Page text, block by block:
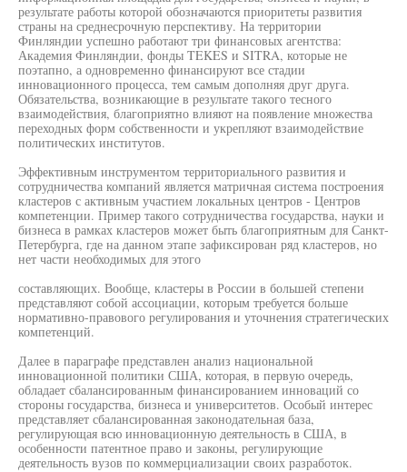
результате работы которой обозначаются приоритеты развития
страны на среднесрочную перспективу. На территории
Финляндии успешно работают три финансовых агентства:
Академия Финляндии, фонды TEKES и SITRA, которые не
поэтапно, а одновременно финансируют все стадии
инновационного процесса, тем самым дополняя друг друга.
Обязательства, возникающие в результате такого тесного
взаимодействия, благоприятно влияют на появление множества
переходных форм собственности и укрепляют взаимодействие
политических институтов.
Эффективным инструментом территориального развития и
сотрудничества компаний является матричная система построения
кластеров с активным участием локальных центров - Центров
компетенции. Пример такого сотрудничества государства, науки и
бизнеса в рамках кластеров может быть благоприятным для Санкт-
Петербурга, где на данном этапе зафиксирован ряд кластеров, но
нет части необходимых для этого
составляющих. Вообще, кластеры в России в большей степени
представляют собой ассоциации, которым требуется больше
нормативно-правового регулирования и уточнения стратегических
компетенций.
Далее в параграфе представлен анализ национальной
инновационной политики США, которая, в первую очередь,
обладает сбалансированным финансированием инноваций со
стороны государства, бизнеса и университетов. Особый интерес
представляет сбалансированная законодательная база,
регулирующая всю инновационную деятельность в США, в
особенности патентное право и законы, регулирующие
деятельность вузов по коммерциализации своих разработок.